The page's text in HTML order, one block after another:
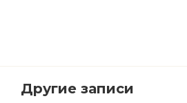
Другие записи